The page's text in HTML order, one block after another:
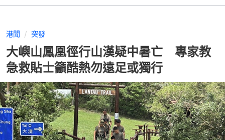
港聞 突發
大嶼山鳳凰徑行山漢疑中暑亡 專家教
急救貼士籲酷熱勿遠足或獨行